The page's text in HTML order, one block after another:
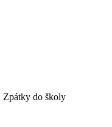
Zpátky do školy